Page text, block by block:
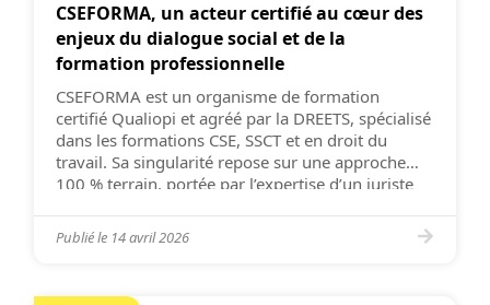
CSEFORMA, un acteur certifié au cœur des
enjeux du dialogue social et de la
formation professionnelle
CSEFORMA est un organisme de formation
certifié Qualiopi et agréé par la DREETS, spécialisé
dans les formations CSE, SSCT et en droit du
travail. Sa singularité repose sur une approche
100 % terrain, portée par l’expertise d’un juriste
conseil de prud’hommes. Cette double lecture, à
la fois juridique […]
Publié le 14 avril 2026